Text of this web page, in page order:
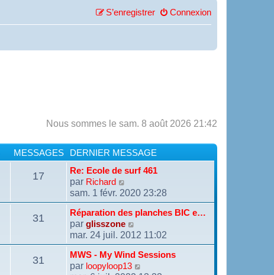
Connexion
S’enregistrer
Nous sommes le sam. 8 août 2026 21:42
MESSAGES DERNIER MESSAGE
17 Re: Ecole de surf 461
par Richard
o
i
r
e
d
e
r
n
sam. 1 févr. 2020 23:28
31 Réparation des planches BIC e…
par glisszone
o
i
r
e
mar. 24 juil. 2012 11:02
31 MWS - My Wind Sessions
par loopyloop13